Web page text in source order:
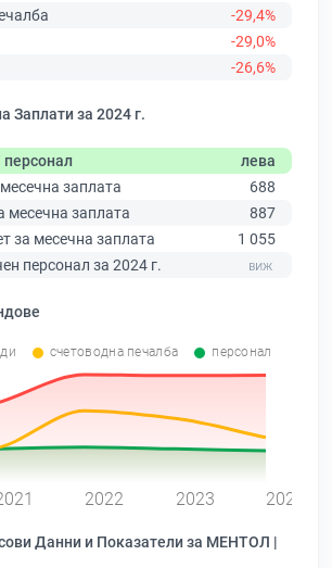
-29,4%
-29,0%
-26,6%
Заплати за 2024 г.
персонал
лева
заплата
688
месечна заплата
887
за месечна заплата
1 055
персонал за 2024 г.
счетоводна печалба персонал
2022 2023 2024
Данни и Показатели за МЕНТОЛ |